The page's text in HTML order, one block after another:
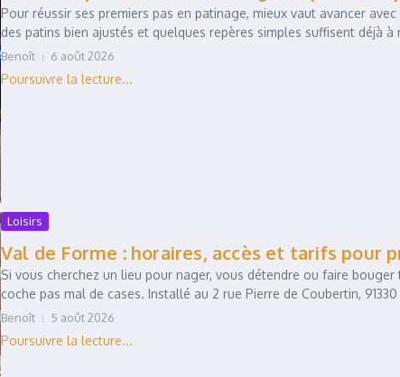
Pour réussir ses premiers pas en patinage, mieux vaut avancer
des patins bien ajustés et quelques repères simples suffisent déjà à
Benoît 6 août 2026
Loisirs
Val de Forme : horaires, accès et tarifs pour
Si vous cherchez un lieu pour nager, vous détendre ou faire
coche pas mal de cases. Installé au 2 rue Pierre de Coubertin, 91330
Benoît 5 août 2026